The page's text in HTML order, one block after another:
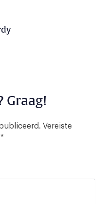
Graag!
Vereiste
*